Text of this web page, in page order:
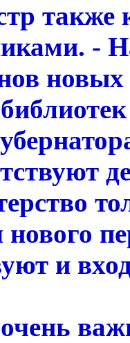
также
-
новых
нового
и